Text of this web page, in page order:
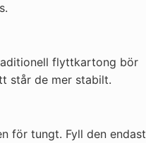
flyttkartong bör
står de mer stabilt.
för tungt. Fyll den endast